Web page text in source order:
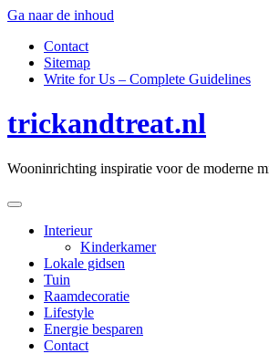
Ga naar de inhoud
Contact
Sitemap
Write for Us – Complete Guidelines
trickandtreat.nl
Wooninrichting inspiratie voor de moderne
Interieur
Kinderkamer
Lokale gidsen
Tuin
Raamdecoratie
Lifestyle
Energie besparen
Contact